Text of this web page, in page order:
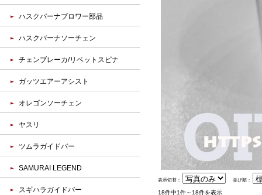
表示切替： 並び順：
18件中1件～18件を表示
ハスクバーナブロワー部品
ハスクバーナソーチェン
チェンブレーカ/リベットスピナ
ガッツエアーアシスト
オレゴンソーチェン
ヤスリ
ツムラガイドバー
SAMURAI LEGEND
スギハラガイドバー